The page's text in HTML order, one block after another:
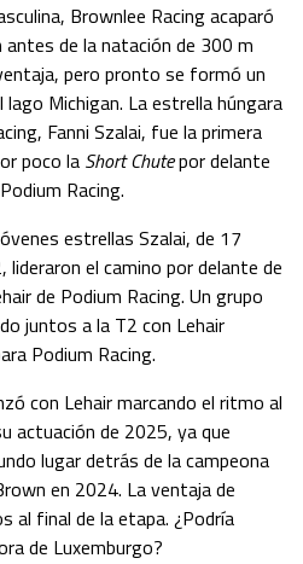
Brownlee Racing acaparó
de la natación de 300 m
pero pronto se formó un
Michigan. La estrella húngara
Fanni Szalai, fue la primera
poco la Short Chutepor delante
Racing.
estrellas Szalai, de 17
lideraron el camino por delante de
de Podium Racing. Un grupo
juntos a la T2 con Lehair
Podium Racing.
con Lehair marcando el ritmo al
actuación de 2025, ya que
lugar detrás de la campeona
en 2024. La ventaja de
al final de la etapa. ¿Podría
de Luxemburgo?